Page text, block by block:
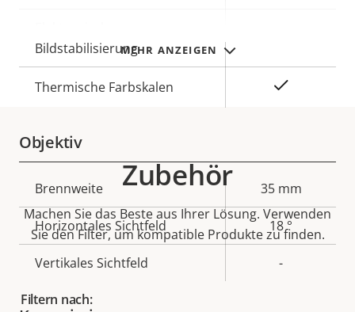
MEHR ANZEIGEN
Bildstabilisierung
Thermische Farbskalen
Objektiv
Eigentumsbeschreibung Eigentumswert
Brennweite 35 mm
Horizontales Sichtfeld 18 °
Vertikales Sichtfeld -
Zubehör
Machen Sie das Beste aus Ihrer Lösung. Verwenden
Sie den Filter, um kompatible Produkte zu finden.
Filtern nach: